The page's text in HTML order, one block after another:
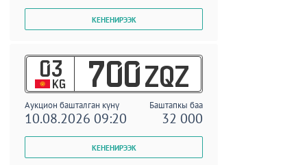
03
KG 700 ZQZ
Аукцион башталган күнү Баштапкы баа
10.08.2026 09:20 32 000